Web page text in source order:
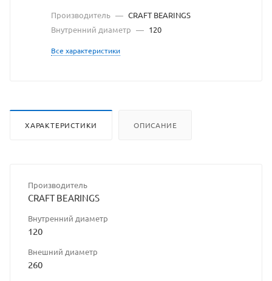
Производитель — CRAFT BEARINGS
Внутренний диаметр — 120
Все характеристики
ХАРАКТЕРИСТИКИ ОПИСАНИЕ
Производитель
CRAFT BEARINGS
Внутренний диаметр
120
Внешний диаметр
260